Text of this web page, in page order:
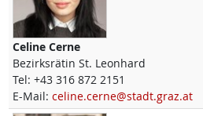
Celine Cerne
Bezirksrätin St. Leonhard
Tel: +43 316 872 2151
E-Mail: celine.cerne@stadt.graz.at